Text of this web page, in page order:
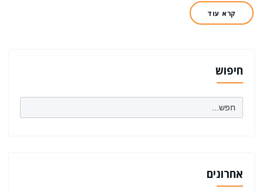
קרא עוד
חיפוש
Search
for:
אחרונים